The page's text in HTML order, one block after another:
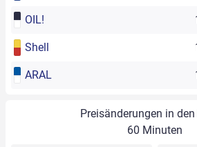
OIL!
Shell
ARAL
Preisänderungen in
60 Minuten